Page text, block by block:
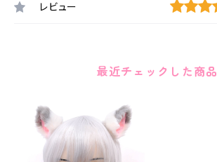
レビュー
最近チェックした商品